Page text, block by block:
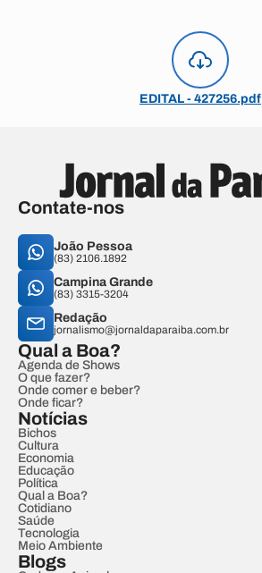
EDITAL - 427256.pdf
Contate-nos
João Pessoa
(83) 2106.1892
Campina Grande
(83) 3315-3204
Redação
jornalismo@jornaldaparaiba.com.br
Qual a Boa?
Agenda de Shows
O que fazer?
Onde comer e beber?
Onde ficar?
Notícias
Bichos
Cultura
Economia
Educação
Política
Qual a Boa?
Cotidiano
Saúde
Tecnologia
Meio Ambiente
Blogs